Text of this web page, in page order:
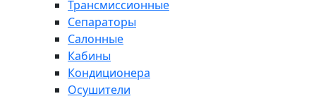
Трансмиссионные
Сепараторы
Салонные
Кабины
Кондиционера
Осушители